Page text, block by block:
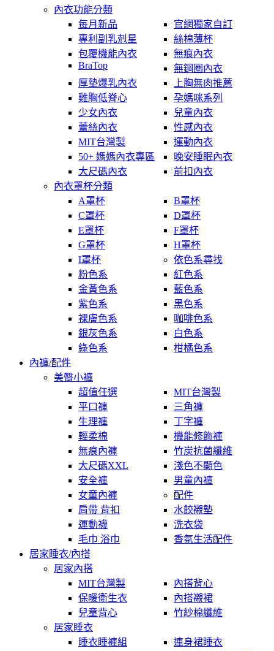
內衣功能分類
每月新品
官網獨家自訂
專利副乳剋星
絲棉薄杯
包覆機能內衣
無痕內衣
BraTop
無鋼圈內衣
厚墊爆乳內衣
上胸無肉推薦
雞胸低脊心
孕媽咪系列
少女內衣
兒童內衣
蕾絲內衣
性感內衣
MIT台灣製
運動內衣
50+ 媽媽內衣專區
晚安睡眠內衣
大尺碼內衣
前扣內衣
內衣罩杯分類
A罩杯
B罩杯
C罩杯
D罩杯
E罩杯
F罩杯
G罩杯
H罩杯
I罩杯
依色系尋找
粉色系
紅色系
金黃色系
藍色系
紫色系
黑色系
裸膚色系
咖啡色系
銀灰色系
白色系
綠色系
柑橘色系
內褲/配件
美臀小褲
超值任選
MIT台灣製
平口褲
三角褲
生理褲
丁字褲
輕柔棉
機能修飾褲
無痕內褲
竹炭抗菌纖維
大尺碼XXL
淺色不顯色
安全褲
男童內褲
女童內褲
配件
肩帶 背扣
水餃襯墊
運動襪
洗衣袋
毛巾 浴巾
香氛生活配件
居家睡衣/內搭
居家內搭
MIT台灣製
內搭背心
保暖衛生衣
內搭襯裙
兒童背心
竹紗棉纖維
居家睡衣
睡衣睡褲組
連身裙睡衣